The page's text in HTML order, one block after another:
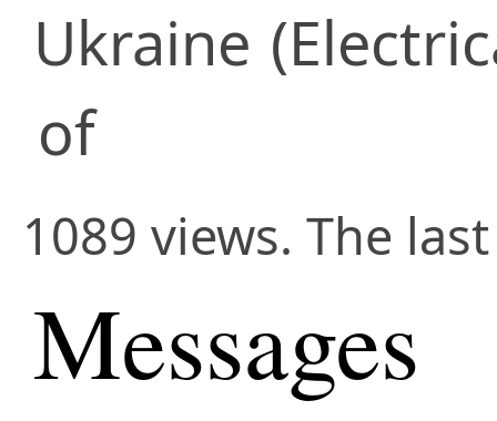
Ukraine
of
1089 views. The
Messages